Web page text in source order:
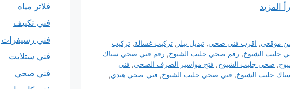
المزيد
موقعي, اقرب فني صحي,تبديل بيلر ,تركيب غسالة,تركيب
جليب الشيوخ, رقم صحي جليب الشيوخ, رقم فني صحي سباك
, صحي جليب الشيوخ, فتح مواسير الصرف الصحي, فني
جليب الشيوخ, فني صحي جليب الشيوخ, فني صحي هندي,
فلاتر مياه
فني تكييف
فني رسيفرات
فني ستلايت
فني صحي